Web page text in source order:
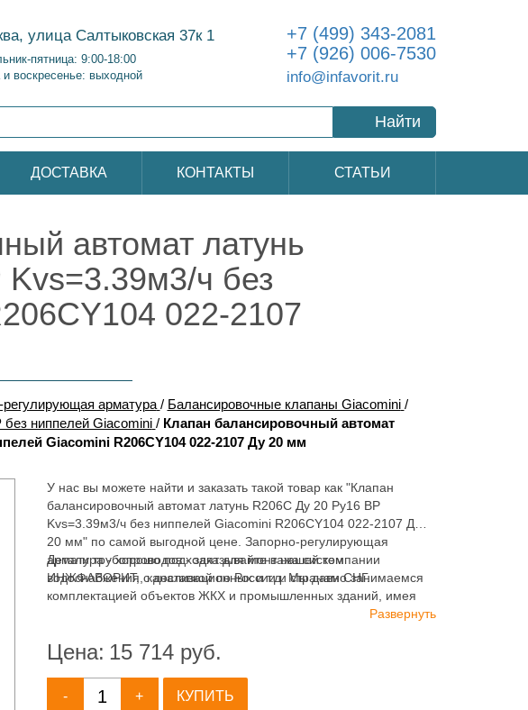
улица Салтыковская 37к 1
пятница: 9:00-18:00
и воскресенье: выходной
+7 (499) 343-2081
+7 (926) 006-7530
info@infavorit.ru
Найти
ДОСТАВКА КОНТАКТЫ СТАТЬИ
автомат латунь
ч без
022-2107
регулирующая арматура / Балансировочные клапаны Giacomini /
ниппелей Giacomini / Клапан балансировочный автомат
Giacomini R206CY104 022-2107 Ду 20 мм
У нас вы можете найти и заказать такой товар как "Клапан
балансировочный автомат латунь R206C Ду 20 Ру16 ВР
Kvs=3.39м3/ч без ниппелей Giacomini R206CY104 022-2107 Ду
20 мм" по самой выгодной цене. Запорно-регулирующая
арматура - хорошо подходят для монтажа систем
водоснабжения, канализационных и т.д. Мы давно занимаемся
комплектацией объектов ЖКХ и промышленных зданий, имея
широкий ассортимент продукции для систем: отопления,
Детали трубопроводов - заказывайте в нашей компании
ИНЖФАВОРИТ, с доставкой по России и странам СНГ.
Развернуть
Цена: 15 714руб.
- + КУПИТЬ